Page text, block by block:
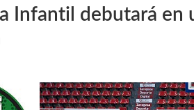
Infantil debutará en